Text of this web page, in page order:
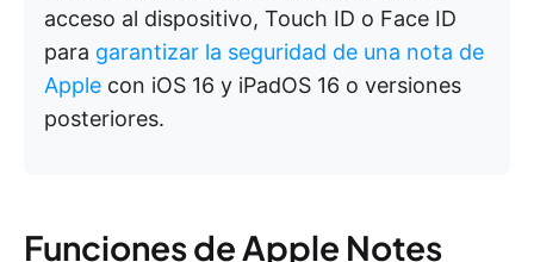
acceso al dispositivo, Touch ID o Face ID
para garantizar la seguridad de una nota de
Apple con iOS 16 y iPadOS 16 o versiones
posteriores.
Funciones de Apple Notes